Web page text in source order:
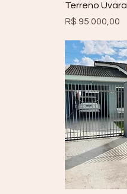
Terreno
Preço
R$ 95.000,00